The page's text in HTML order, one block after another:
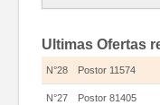
Ultimas Ofertas
N°28 Postor 11574
N°27 Postor 81405